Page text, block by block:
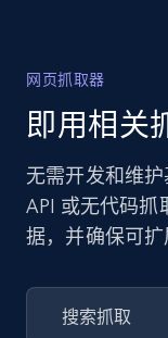
网页抓取器
即用相关
无需开发和维
API 或无代码抓
据，并确保可扩